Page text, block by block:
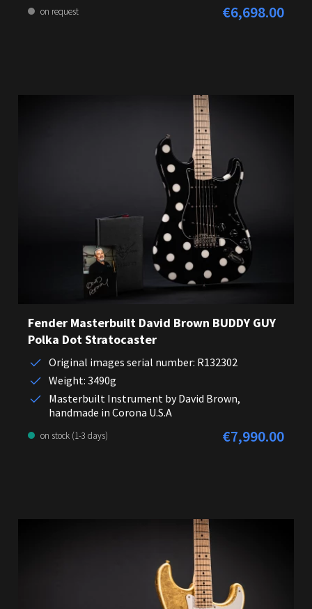
on request Regular price:
€6,698.00
Fender Masterbuilt David Brown BUDDY GUY
Polka Dot Stratocaster
Original images serial number: R132302
Weight: 3490g
Masterbuilt Instrument by David Brown,
handmade in Corona U.S.A
on stock (1-3 days) Regular price:
€7,990.00